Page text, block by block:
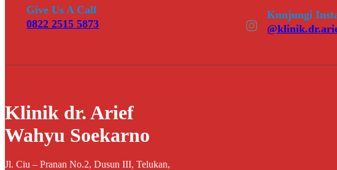
Give Us A Call
0822 2515 5873
Instagram
Kunjungi
Klinik dr. Arief
Wahyu Soekarno
Jl. Ciu – Pranan No.2, Dusun III, Telukan,